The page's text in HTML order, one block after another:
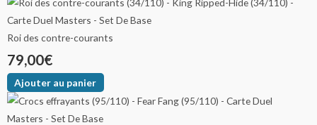
Roi des contre-courants
79,00€
Ajouter au panier